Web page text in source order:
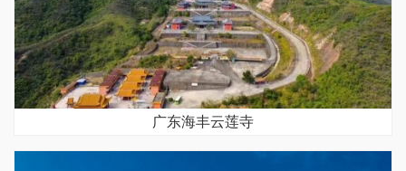
广东海丰云莲寺